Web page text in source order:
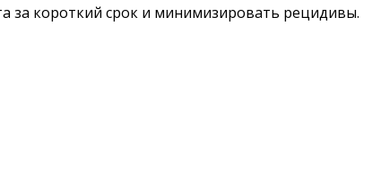
за короткий срок и минимизировать рецидивы.